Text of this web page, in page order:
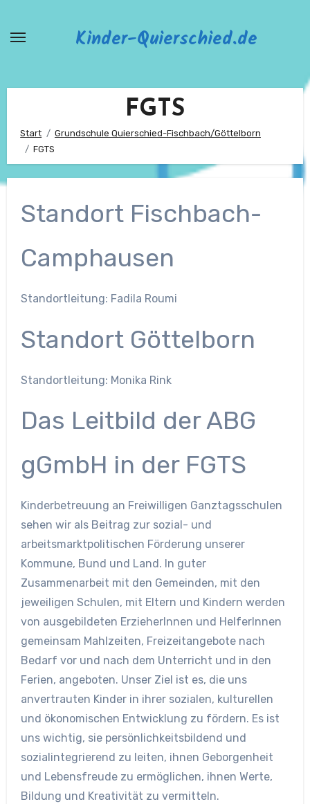
Kinder-Quierschied.de
FGTS
Start
Grundschule Quierschied-Fischbach/Göttelborn
FGTS
Standort Fischbach-
Camphausen
Standortleitung: Fadila Roumi
Standort Göttelborn
Standortleitung: Monika Rink
Das Leitbild der ABG
gGmbH in der FGTS
Kinderbetreuung an Freiwilligen Ganztagsschulen
sehen wir als Beitrag zur sozial- und
arbeitsmarktpolitischen Förderung unserer
Kommune, Bund und Land. In guter
Zusammenarbeit mit den Gemeinden, mit den
jeweiligen Schulen, mit Eltern und Kindern werden
von ausgebildeten ErzieherInnen und HelferInnen
gemeinsam Mahlzeiten, Freizeitangebote nach
Bedarf vor und nach dem Unterricht und in den
Ferien, angeboten. Unser Ziel ist es, die uns
anvertrauten Kinder in ihrer sozialen, kulturellen
und ökonomischen Entwicklung zu fördern. Es ist
uns wichtig, sie persönlichkeitsbildend und
sozialintegrierend zu leiten, ihnen Geborgenheit
und Lebensfreude zu ermöglichen, ihnen Werte,
Bildung und Kreativität zu vermitteln.